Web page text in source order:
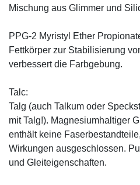
Mischung aus Glimmer und
PPG-2 Myristyl Ether
Fettkörper zur Stabilisierung
verbessert die Farbgebung.
Talc:
Talg (auch Talkum oder
mit Talg!). Magnesiumhaltiger
enthält keine
Wirkungen ausgeschlossen.
und Gleiteigenschaften.